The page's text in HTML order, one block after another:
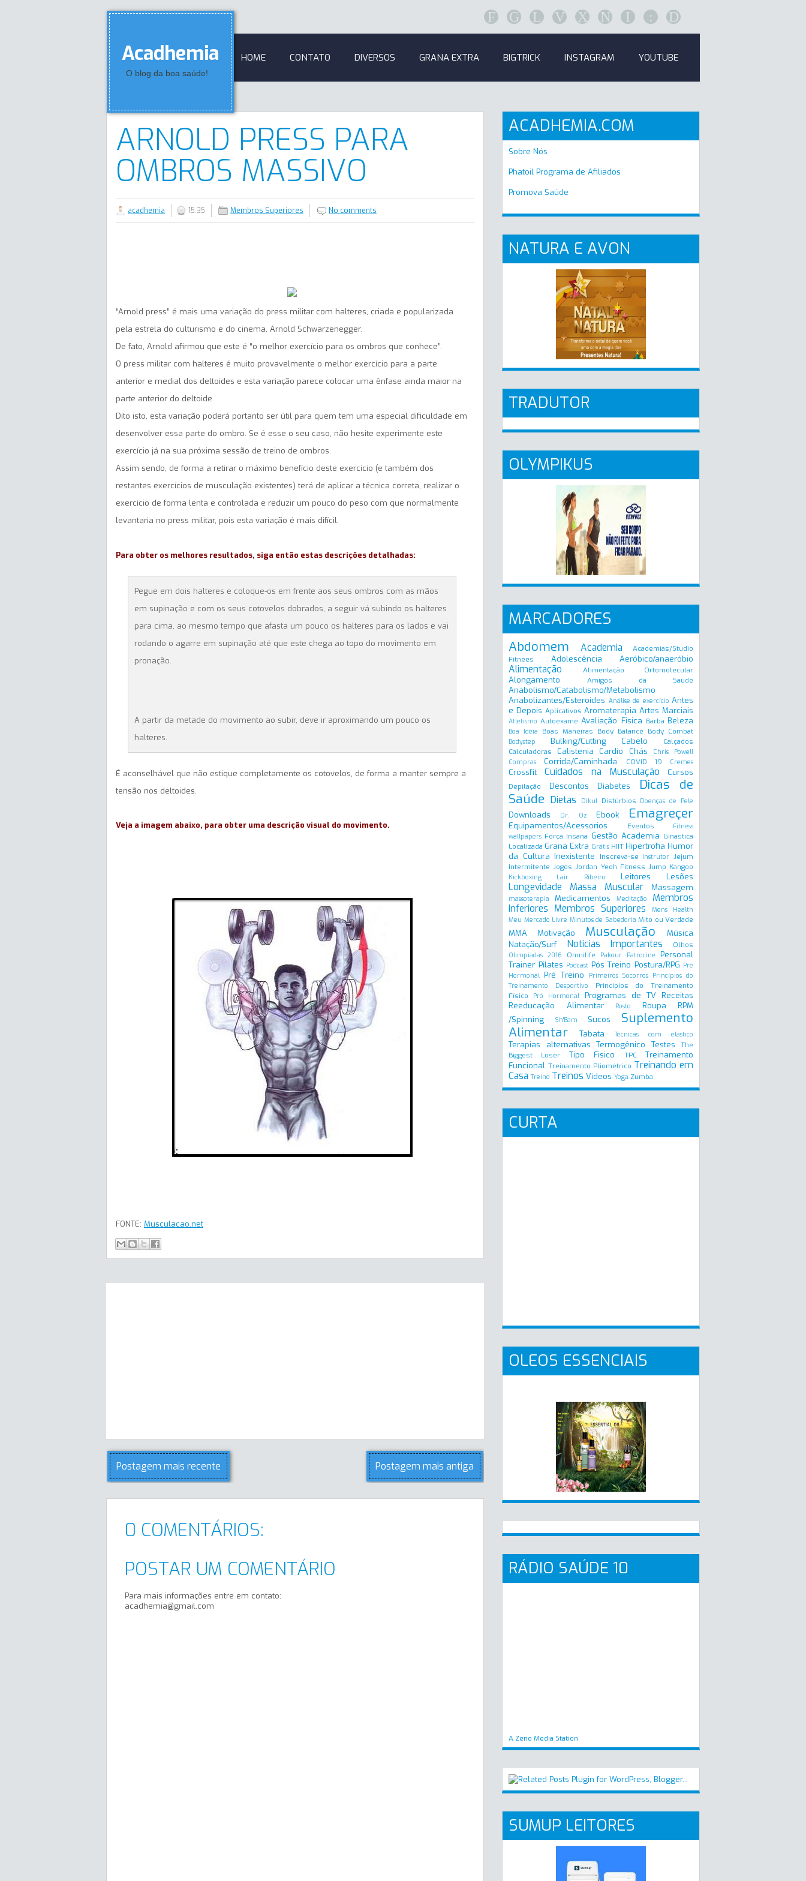
F G L V X N I : D
Acadhemia
O blog da boa saúde!
HOME CONTATO DIVERSOS GRANA EXTRA BIGTRICK INSTAGRAM YOUTUBE
ARNOLD PRESS PARA
OMBROS MASSIVO
acadhemia 15:35 Membros Superiores No comments
“Arnold press” é mais uma variação do press militar com halteres, criada e popularizada
pela estrela do culturismo e do cinema, Arnold Schwarzenegger.
De fato, Arnold afirmou que este é “o melhor exercício para os ombros que conhece”.
O press militar com halteres é muito provavelmente o melhor exercício para a parte
anterior e medial dos deltoides e esta variação parece colocar uma ênfase ainda maior na
parte anterior do deltoide.
Dito isto, esta variação poderá portanto ser útil para quem tem uma especial dificuldade em
desenvolver essa parte do ombro. Se é esse o seu caso, não hesite experimente este
exercício já na sua próxima sessão de treino de ombros.
Assim sendo, de forma a retirar o máximo benefício deste exercício (e também dos
restantes exercícios de musculação existentes) terá de aplicar a técnica correta, realizar o
exercício de forma lenta e controlada e reduzir um pouco do peso com que normalmente
levantaria no press militar, pois esta variação é mais difícil.
Para obter os melhores resultados, siga então estas descrições detalhadas:
Pegue em dois halteres e coloque-os em frente aos seus ombros com as mãos
em supinação e com os seus cotovelos dobrados, a seguir vá subindo os halteres
para cima, ao mesmo tempo que afasta um pouco os halteres para os lados e vai
rodando o agarre em supinação até que este chega ao topo do movimento em
pronação.
A partir da metade do movimento ao subir, deve ir aproximando um pouco os
halteres.
É aconselhável que não estique completamente os cotovelos, de forma a manter sempre a
tensão nos deltoides.
Veja a imagem abaixo, para obter uma descrição visual do movimento.
FONTE: Musculacao.net
Postagem mais recente Postagem mais antiga
0 COMENTÁRIOS:
POSTAR UM COMENTÁRIO
Para mais informações entre em contato:
acadhemia@gmail.com
ACADHEMIA.COM
Sobre Nós
Phatoil Programa de Afiliados
Promova Saúde
NATURA E AVON
TRADUTOR
OLYMPIKUS
MARCADORES
Abdomem Academia
Academias/Studio
Fitnees
Adolescência Aeróbico/anaeróbio
Alimentação Alimentação Ortomolecular
Alongamento Amigos da Saúde
Anabolismo/Catabolismo/Metabolismo
Anabolizantes/Esteroides Análise de exercício Antes
e Depois Aplicativos Aromaterapia Artes Marciais
Atletismo Autoexame Avaliação Fisica Barba Beleza
Boa Idéia Boas Maneiras Body Balance Body Combat
Bodystep Bulking/Cutting Cabelo
Calçados
Calculadoras
Calistenia Cardio Chás
Chris Powell
Compras
Corrida/Caminhada COVID 19 Cremes
Crossfit Cuidados na Musculação Cursos
Depilação Descontos Diabetes
Dicas de
Saúde Dietas Dikul Distúrbios Doenças de Pele
Downloads Dr. Oz Ebook Emagreçer
Equipamentos/Acessorios Eventos
Fitness
wallpapers Força Insana Gestão Academia Ginastica
Localizada Grana Extra Grátis HIITHipertrofia Humor
da Cultura Inexistente
Inscreva-se Instrutor Jejum
Intermitente Jogos Jordan Yeoh Fitness Jump Kangoo
Kickboxing Lair Ribeiro Leitores Lesões
Longevidade Massa Muscular Massagem
massoterapia Medicamentos Meditação
Membros
Inferiores Membros Superiores
Mens Health
Meu Mercado Livre Minutos de Sabedoria Mito ou Verdade
MMA Motivação Musculação
Música
Natação/Surf
Noticias Importantes Olhos
Olimpíadas 2016 Omnilife Pakour Patrocine
Personal
Trainer Pilates Podcast Pós Treino Postura/RPG Pré
Hormonal Pré Treino Primeiros Socorros
Princípios do
Treinamento Desportivo
Princípios do Treinamento
Físico
Pró Hormonal Programas de TV Receitas
Reeducação Alimentar
Rosto Roupa
RPM
/Spinning
Sh'Bam Sucos
Suplemento
Alimentar
Tabata Técnicas com elástico
Terapias alternativas Termogênico Testes
The
Biggest Loser
Tipo Fisico TPC
Treinamento
Funcional Treinamento Pliométrico Treinando em
Casa Treino Treinos Videos Yoga Zumba
CURTA
OLEOS ESSENCIAIS
RÁDIO SAÚDE 10
A Zeno Media Station
SUMUP LEITORES